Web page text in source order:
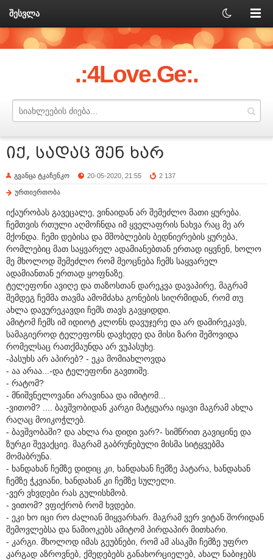
შესვლა
.:4Love.Ge:.
იქ, სადაც შენ ხარ
გვანცა ტკაჩენკო 20-05-2020, 21:55 2 137
ურთიერთობა
იქაურობას გავეცალე, ვინაიდან არ შემეძლო მათი ყურება.
ჩემთვის რთული აღმოჩნდა იმ ყველაფრის ნახვა რაც მე არ
მქონდა. ჩემი დებისა და მშობლების ბედნიერების ყურება,
რომლებიც მათ საყვარელ ადამიანებთან ერთად იყვნენ, ხოლო
მე მხოლოდ შემეძლო რომ მეოცნება ჩემს საყვარელ
ადამიანთან ერთად ყოფნაზე.
ტელეფონი ავიღე და თაზოსთან დარეკვა დავაპირე, მაგრამ
შემდეგ ჩემმა თავმა ამომძახა გონების სიღრმიდან, რომ თუ
ახლა დავურეკავდი ჩემს თავს გავყიდდი.
ამიტომ ჩემს იმ იდიოტ კლონს დავუჯერე და არ დამირეკავს,
სამაგიეროდ ტელეფონს დავხედე და მისი ზარი შემოვიდა
რომელსაც რათქმაუნდა არ ვუპასუხე.
-პასუხს არ აპირებ? - ეკა მომიახლოვდა
- აა არაა...-და ტელეფონი გავთიშე.
- რატომ?
- მნიშვნელოვანი არავინაა და იმიტომ...
-ვითომ? .... ბავშვობიდან კარგი მატყუარა იყავი მაგრამ ახლა
რაღაც მოიკოჭლებ.
- ბავშვობაში? და ახლა რა დიდი ვარ?- სიმწრით გავიცინე და
ზურგი შევაქციე. მაგრამ გაბრუნებული მისმა სიტყვებმა
მომაბრუნა.
- ხანდახან ჩემზე დიდიც კი, ხანდახან ჩემზე პატარა, ხანდახან
ჩემზე ჭკვიანი, ხანდახან კი ჩემზე სულელი.
-ვერ ვხვდები რას გულისხმობ.
- ვითომ? ვფიქრობ რომ ხვდები.
- ეკი ხო იცი რო ძალიან მიყვარხარ. მაგრამ ვერ ვიტან შორიდან
შემოვლებსა და ნამიოკებს ამიტომ პირდაპირ მითხარი.
- კარგი. მხოლოდ იმას გეუბნები, რომ ამ ასაკში ჩემზე უფრო
კარგად აზროვნებ, ქმედებებს განახორციელებ, ახალ ნაბიჯებს